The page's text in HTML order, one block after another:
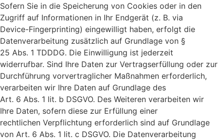
Sofern Sie in die Speicherung von Cookies oder in den
Zugriff auf Informationen in Ihr Endgerät (z. B. via
Device-Fingerprinting) eingewilligt haben, erfolgt die
Datenverarbeitung zusätzlich auf Grundlage von §
25 Abs. 1 TDDDG. Die Einwilligung ist jederzeit
widerrufbar. Sind Ihre Daten zur Vertragserfüllung oder zur
Durchführung vorvertraglicher Maßnahmen erforderlich,
verarbeiten wir Ihre Daten auf Grundlage des
Art. 6 Abs. 1 lit. b DSGVO. Des Weiteren verarbeiten wir
Ihre Daten, sofern diese zur Erfüllung einer
rechtlichen Verpflichtung erforderlich sind auf Grundlage
von Art. 6 Abs. 1 lit. c DSGVO. Die Datenverarbeitung